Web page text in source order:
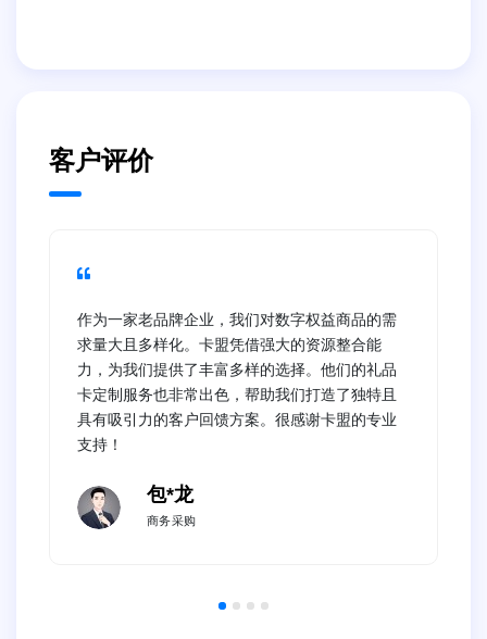
客户评价
作为一家老品牌企业，我们对数字权益商品的需
求量大且多样化。卡盟凭借强大的资源整合能
力，为我们提供了丰富多样的选择。他们的礼品
卡定制服务也非常出色，帮助我们打造了独特且
具有吸引力的客户回馈方案。很感谢卡盟的专业
支持！
包*龙
商务采购